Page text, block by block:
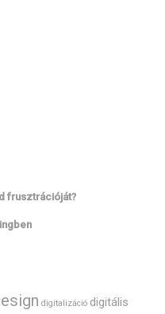
frusztrációját?
digitalizáció digitális